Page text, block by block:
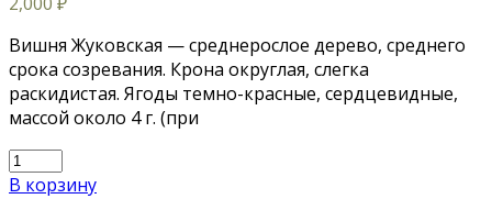
Вишня Жуковская — среднерослое дерево, среднего
срока созревания. Крона округлая, слегка
раскидистая. Ягоды темно-красные, сердцевидные,
массой около 4 г. (при
В корзину